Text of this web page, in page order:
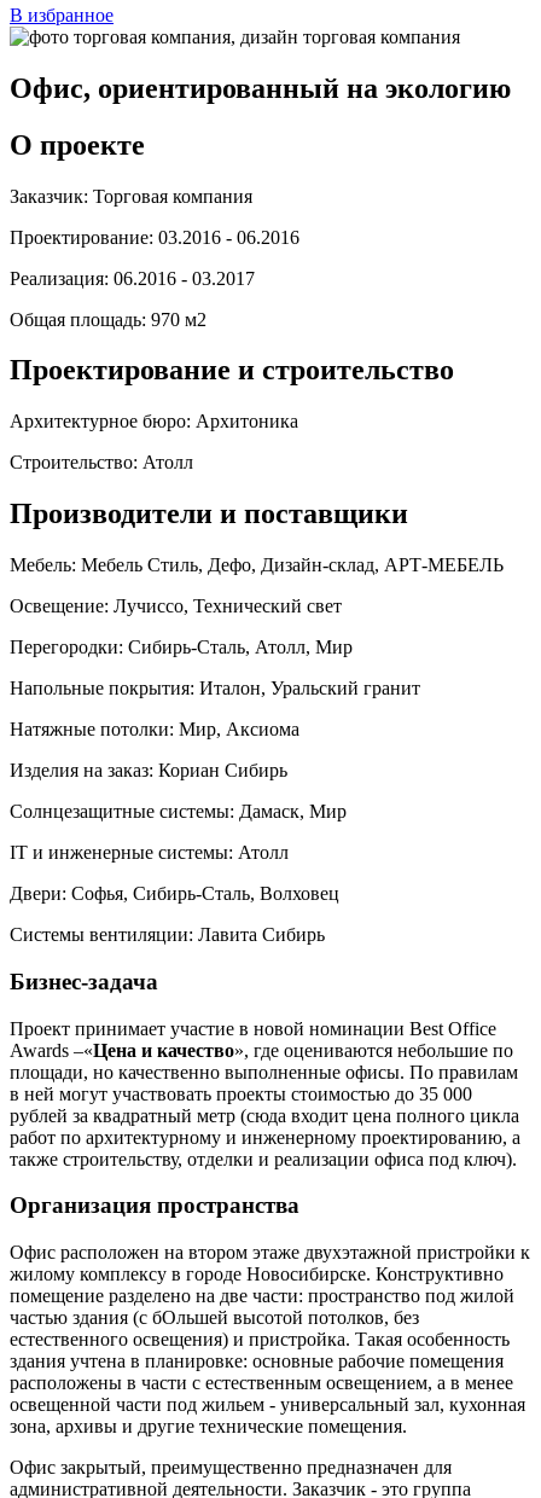
В избранное
Офис, ориентированный на экологию
О проекте
Заказчик: Торговая компания
Проектирование: 03.2016 - 06.2016
Реализация: 06.2016 - 03.2017
Общая площадь: 970 м2
Проектирование и строительство
Архитектурное бюро: Архитоника
Строительство: Атолл
Производители и поставщики
Мебель: Мебель Стиль, Дефо, Дизайн-склад, АРТ-МЕБЕЛЬ
Освещение: Лучиссо, Технический свет
Перегородки: Сибирь-Сталь, Атолл, Мир
Напольные покрытия: Италон, Уральский гранит
Натяжные потолки: Мир, Аксиома
Изделия на заказ: Кориан Сибирь
Солнцезащитные системы: Дамаск, Мир
IT и инженерные системы: Атолл
Двери: Софья, Сибирь-Сталь, Волховец
Системы вентиляции: Лавита Сибирь
Бизнес-задача
Проект принимает участие в новой номинации Best Office
Awards –«Цена и качество», где оцениваются небольшие по
площади, но качественно выполненные офисы. По правилам
в ней могут участвовать проекты стоимостью до 35 000
рублей за квадратный метр (сюда входит цена полного цикла
работ по архитектурному и инженерному проектированию, а
также строительству, отделки и реализации офиса под ключ).
Организация пространства
Офис расположен на втором этаже двухэтажной пристройки к
жилому комплексу в городе Новосибирске. Конструктивно
помещение разделено на две части: пространство под жилой
частью здания (с бОльшей высотой потолков, без
естественного освещения) и пристройка. Такая особенность
здания учтена в планировке: основные рабочие помещения
расположены в части с естественным освещением, а в менее
освещенной части под жильем - универсальный зал, кухонная
зона, архивы и другие технические помещения.
Офис закрытый, преимущественно предназначен для
административной деятельности. Заказчик - это группа